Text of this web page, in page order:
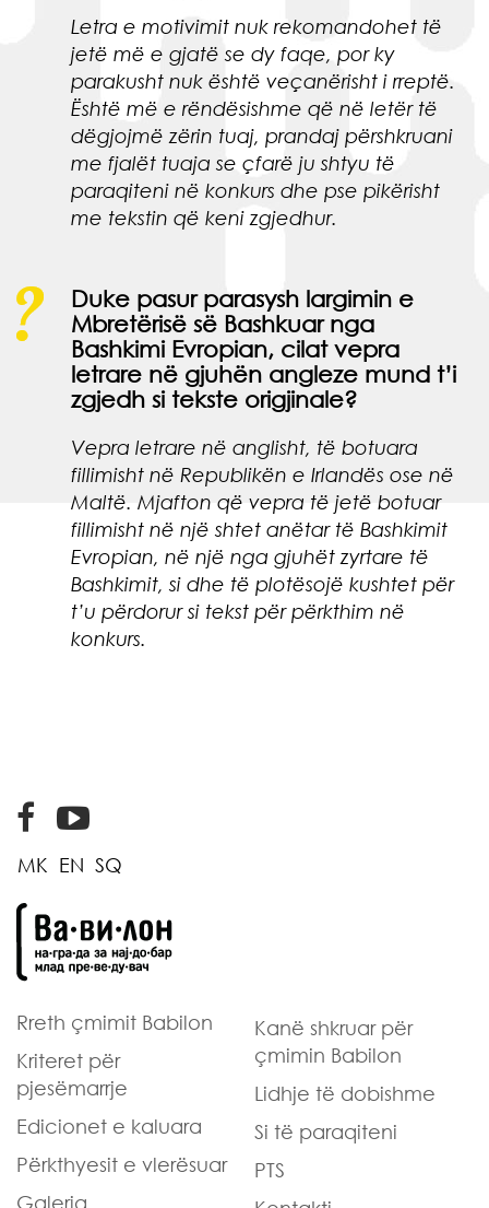
Letra e motivimit nuk rekomandohet të
jetë më e gjatë se dy faqe, por ky
parakusht nuk është veçanërisht i rreptë.
Është më e rëndësishme që në letër të
dëgjojmë zërin tuaj, prandaj përshkruani
me fjalët tuaja se çfarë ju shtyu të
paraqiteni në konkurs dhe pse pikërisht
me tekstin që keni zgjedhur.
Duke pasur parasysh largimin e
Mbretërisë së Bashkuar nga
Bashkimi Evropian, cilat vepra
letrare në gjuhën angleze mund t’i
zgjedh si tekste origjinale?
Vepra letrare në anglisht, të botuara
fillimisht në Republikën e Irlandës ose në
Maltë. Mjafton që vepra të jetë botuar
fillimisht në një shtet anëtar të Bashkimit
Evropian, në një nga gjuhët zyrtare të
Bashkimit, si dhe të plotësojë kushtet për
t’u përdorur si tekst për përkthim në
konkurs.
MK EN SQ
Rreth çmimit Babilon
Kriteret për
pjesëmarrje
Edicionet e kaluara
Përkthyesit e vlerësuar
Galeria
Kanë shkruar për
çmimin Babilon
Lidhje të dobishme
Si të paraqiteni
PTS